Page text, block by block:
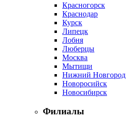
Красногорск
Краснодар
Курск
Липецк
Лобня
Люберцы
Москва
Мытищи
Нижний Новгород
Новоросийск
Новосибирск
Филиалы